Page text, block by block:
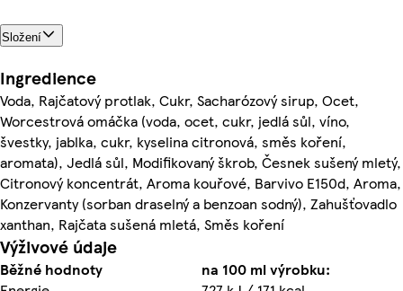
Složení
Ingredience
Voda, Rajčatový protlak, Cukr, Sacharózový sirup, Ocet,
Worcestrová omáčka (voda, ocet, cukr, jedlá sůl, víno,
švestky, jablka, cukr, kyselina citronová, směs koření,
aromata), Jedlá sůl, Modifikovaný škrob, Česnek sušený mletý,
Citronový koncentrát, Aroma kouřové, Barvivo E150d, Aroma,
Konzervanty (sorban draselný a benzoan sodný), Zahušťovadlo
xanthan, Rajčata sušená mletá, Směs koření
Výživové údaje
Běžné hodnoty
na 100 ml výrobku: